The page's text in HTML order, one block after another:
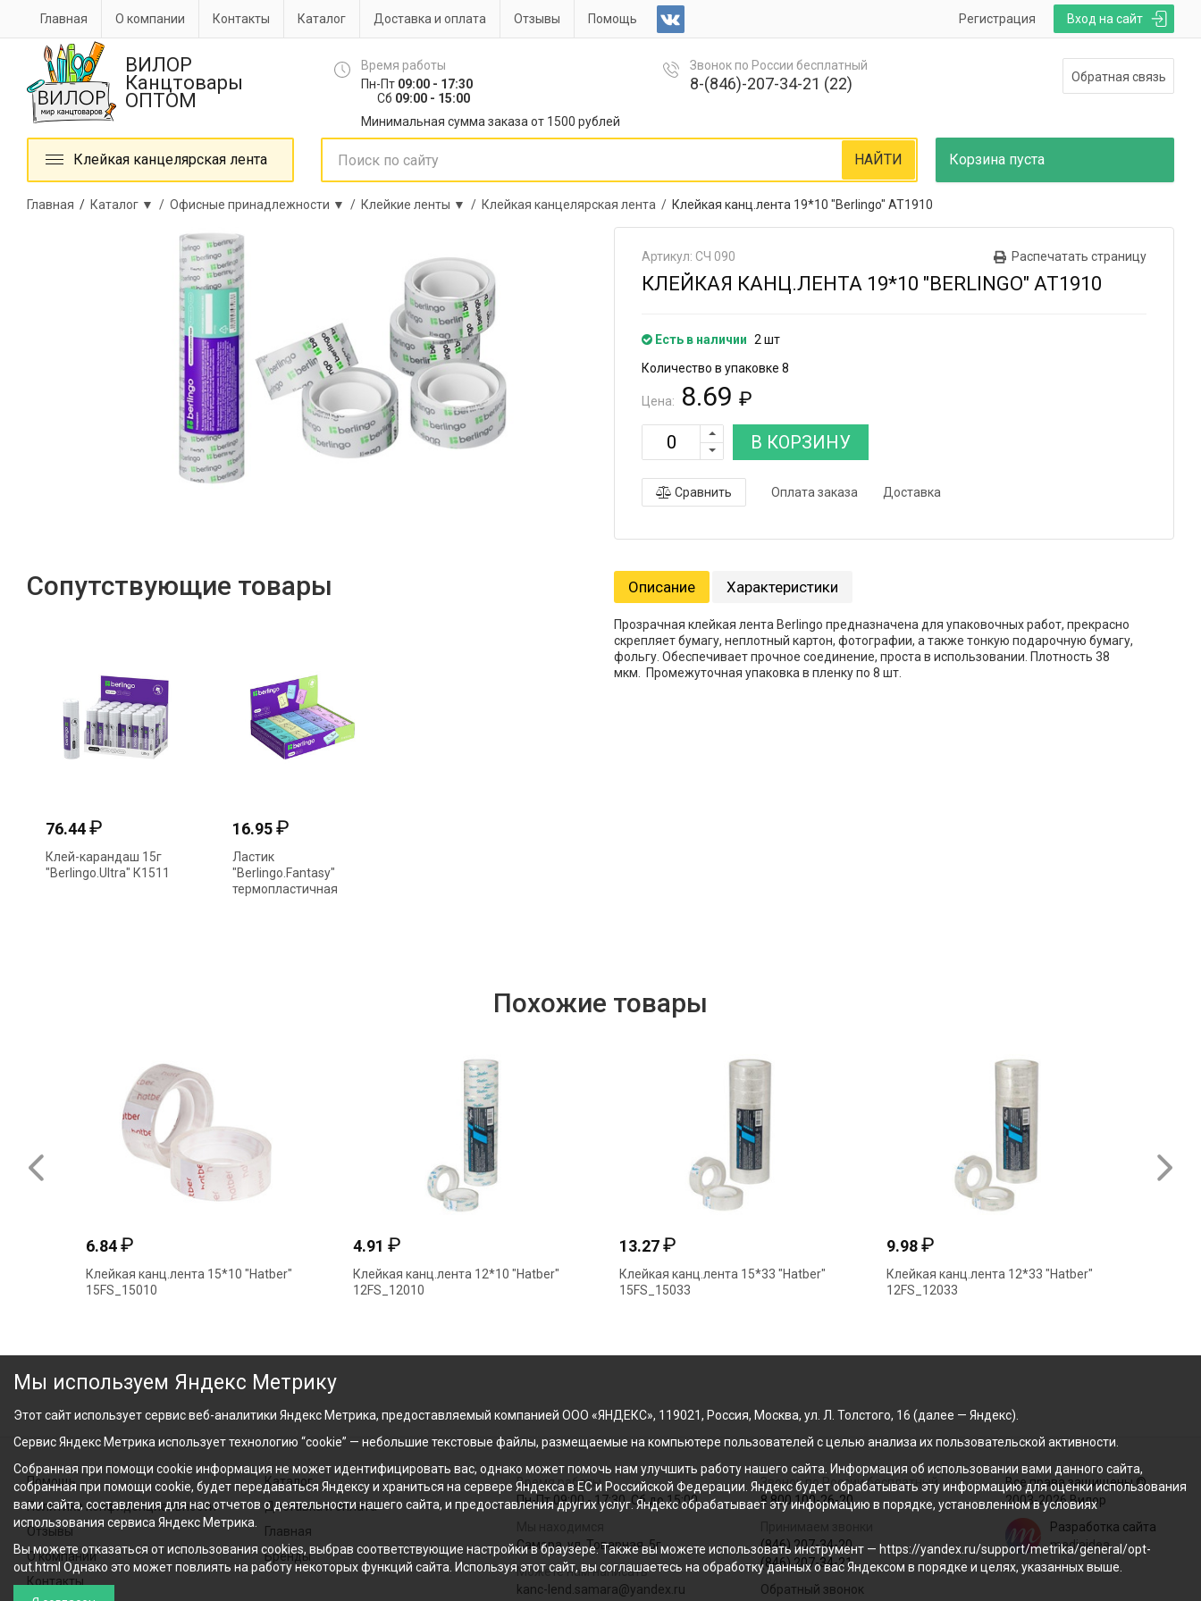
Вход на сайт
Регистрация
Главная О компании Контакты Каталог Доставка и оплата Отзывы Помощь
ВИЛОР
Канцтовары
ОПТОМ
Время работы
Пн-Пт 09:00 - 17:30
Сб 09:00 - 15:00
Минимальная сумма заказа от 1500 рублей
Звонок по России бесплатный
8-(846)-207-34-21 (22) Обратная связь
Клейкая канцелярская лента Корзина пуста
НАЙТИ
Главная / Каталог ▼ / Офисные принадлежности ▼ / Клейкие ленты ▼ / Клейкая канцелярская лента / Клейкая канц.лента 19*10 "Berlingo" AT1910
Распечатать страницу
Артикул: СЧ 090
КЛЕЙКАЯ КАНЦ.ЛЕНТА 19*10 "BERLINGO" AT1910
Есть в наличии 2 шт
Количество в упаковке 8
Цена: 8.69 ₽
В КОРЗИНУ
Сравнить Оплата заказа Доставка
Сопутствующие товары
76.44₽
Клей-карандаш 15г
"Berlingo.Ultra" К1511
16.95₽
Ластик
"Berlingo.Fantasy"
термопластичная
Описание Характеристики
Прозрачная клейкая лента Berlingo предназначена для упаковочных работ, прекрасно
скрепляет бумагу, неплотный картон, фотографии, а также тонкую подарочную бумагу,
фольгу. Обеспечивает прочное соединение, проста в использовании. Плотность 38
мкм. Промежуточная упаковка в пленку по 8 шт.
Похожие товары
6.84₽
Клейкая канц.лента 15*10 "Hatber"
15FS_15010
4.91 ₽
Клейкая канц.лента 12*10 "Hatber"
12FS_12010
13.27₽
Клейкая канц.лента 15*33 "Hatber"
15FS_15033
9.98₽
Клейкая канц.лента 12*33 "Hatber"
12FS_12033
Помощь
Политика конфиденциальности
Отзывы
О компании
Контакты
Каталог
Доставка и оплата
Главная
Бренды
Время работы
Пн-Пт 09:00 - 17:30, Сб до 15:00
Самара, ул. Товарная, 5г
Можете нам написать
kanc-lend.samara@yandex.ru
Звонок по России бесплатный
8 800 100-26-20
(846) 207-34-20
(846) 207-34-21
Обратный звонок
Все права защищены ©
2003-2026 Вилор
Разработка сайта
mediaidea
Мы используем Яндекс Метрику
Этот сайт использует сервис веб-аналитики Яндекс Метрика, предоставляемый компанией ООО «ЯНДЕКС», 119021, Россия, Москва, ул. Л. Толстого, 16 (далее — Яндекс).
Сервис Яндекс Метрика использует технологию “cookie” — небольшие текстовые файлы, размещаемые на компьютере пользователей с целью анализа их пользовательской активности.
Собранная при помощи cookie информация не может идентифицировать вас, однако может помочь нам улучшить работу нашего сайта. Информация об использовании вами данного сайта,
собранная при помощи cookie, будет передаваться Яндексу и храниться на сервере Яндекса в ЕС и Российской Федерации. Яндекс будет обрабатывать эту информацию для оценки использования
вами сайта, составления для нас отчетов о деятельности нашего сайта, и предоставления других услуг. Яндекс обрабатывает эту информацию в порядке, установленном в условиях
использования сервиса Яндекс Метрика.
Вы можете отказаться от использования cookies, выбрав соответствующие настройки в браузере. Также вы можете использовать инструмент — https://yandex.ru/support/metrika/general/opt-
out.html Однако это может повлиять на работу некоторых функций сайта. Используя этот сайт, вы соглашаетесь на обработку данных о вас Яндексом в порядке и целях, указанных выше.